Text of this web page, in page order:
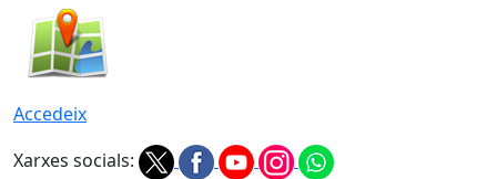
Accedeix
Xarxes socials: